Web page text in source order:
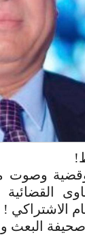
وصوت
الاشتراكي !
البعث